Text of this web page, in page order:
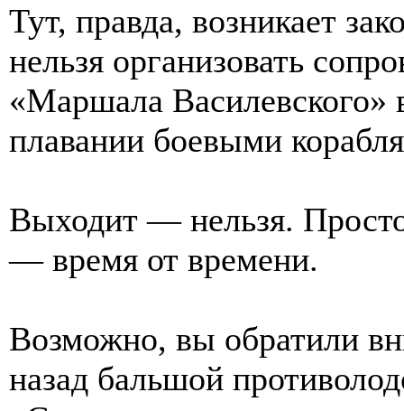
Тут, правда, возникает
нельзя организовать
«Маршала Василевского»
плавании боевыми
Выходит — нельзя.
— время от времени.
Возможно, вы обратили
назад бальшой